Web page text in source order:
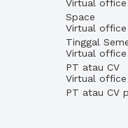
Virtual
Space
Virtual
Tinggal
Virtual
PT atau CV
Virtual
PT atau CV